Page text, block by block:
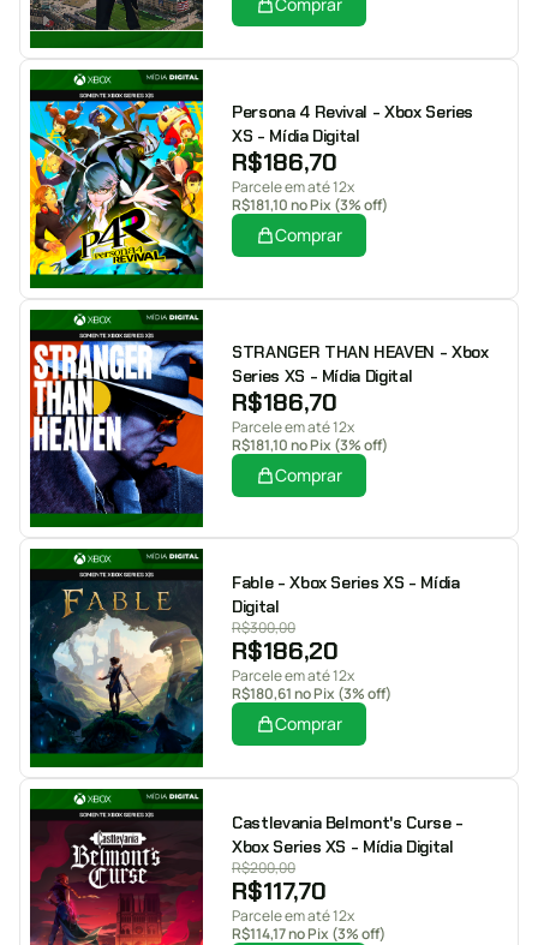
Persona 4 Revival - Xbox Series
XS - Mídia Digital
R$186,70
Parcele em até 12x
R$181,10no Pix (3% off)
Comprar
STRANGER THAN HEAVEN - Xbox
Series XS - Mídia Digital
R$186,70
Parcele em até 12x
R$181,10no Pix (3% off)
Comprar
Fable - Xbox Series XS - Mídia
Digital
R$300,00
R$186,20
Parcele em até 12x
R$180,61no Pix (3% off)
Comprar
Castlevania Belmont's Curse -
Xbox Series XS - Mídia Digital
R$200,00
R$117,70
Parcele em até 12x
R$114,17no Pix (3% off)